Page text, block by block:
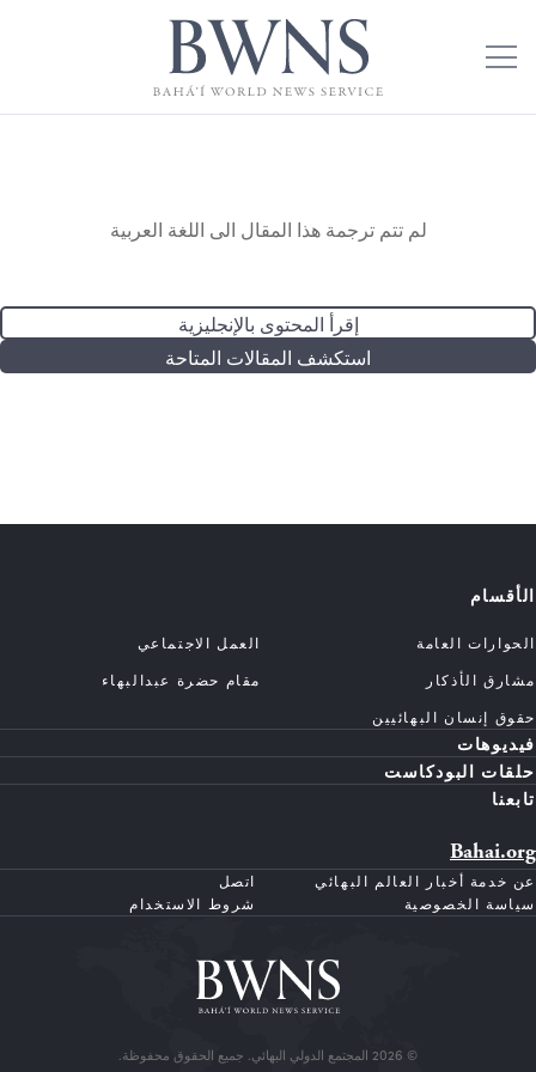
لم تتم ترجمة هذا المقال الى اللغة العربية
إقرأ المحتوى بالإنجليزية
استكشف المقالات المتاحة
الأقسام
الحوارات العامة
العمل الاجتماعي
مشارق الأذكار
مقام حضرة عبدالبهاء
حقوق إنسان البهائيين
فيديوهات
حلقات البودكاست
تابعنا
Bahai.org
عن خدمة أخبار العالم البهائي
اتصل
سياسة الخصوصية
شروط الاستخدام
© 2026 المجتمع الدولي البهائي. جميع الحقوق محفوظة.